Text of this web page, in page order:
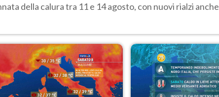
della calura tra 11 e 14 agosto, con nuovi rialzi